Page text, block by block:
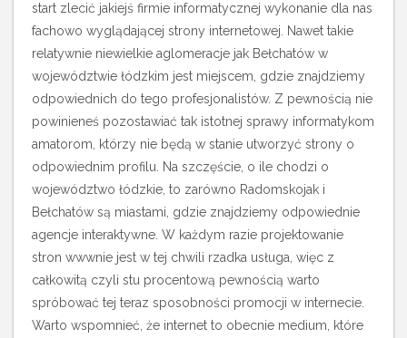
start zlecić jakiejś firmie informatycznej wykonanie dla nas
fachowo wyglądającej strony internetowej. Nawet takie
relatywnie niewielkie aglomeracje jak Bełchatów w
województwie łódzkim jest miejscem, gdzie znajdziemy
odpowiednich do tego profesjonalistów. Z pewnością nie
powinieneś pozostawiać tak istotnej sprawy informatykom
amatorom, którzy nie będą w stanie utworzyć strony o
odpowiednim profilu. Na szczęście, o ile chodzi o
województwo łódzkie, to zarówno Radomskojak i
Bełchatów są miastami, gdzie znajdziemy odpowiednie
agencje interaktywne. W każdym razie projektowanie
stron wwwnie jest w tej chwili rzadka usługa, więc z
całkowitą czyli stu procentową pewnością warto
spróbować tej teraz sposobności promocji w internecie.
Warto wspomnieć, że internet to obecnie medium, które